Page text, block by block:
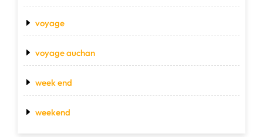
voyage
voyage auchan
week end
weekend